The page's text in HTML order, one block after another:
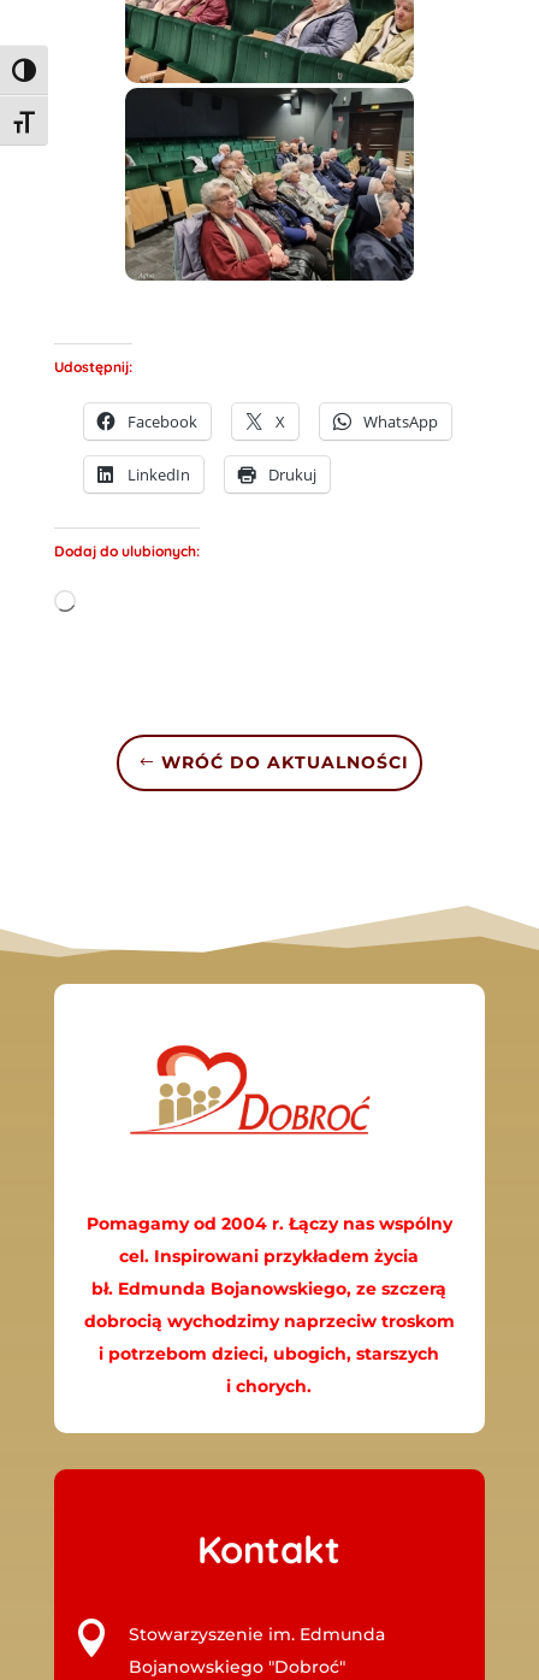
Toggle High Contrast
Toggle Font size
Udostępnij:
Facebook X WhatsApp
LinkedIn Drukuj
Dodaj do ulubionych:
Wczytywanie…
WRÓĆ DO AKTUALNOŚCI
Pomagamy od 2004 r. Łączy nas wspólny
cel. Inspirowani przykładem życia
bł. Edmunda Bojanowskiego, ze szczerą
dobrocią wychodzimy naprzeciw troskom
i potrzebom dzieci, ubogich, starszych
i chorych.
Kontakt

Stowarzyszenie im. Edmunda
Bojanowskiego "Dobroć"